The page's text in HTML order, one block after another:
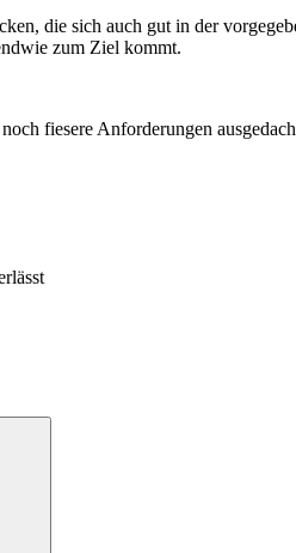
die sich auch gut in der
zum Ziel kommt.
fiesere Anforderungen